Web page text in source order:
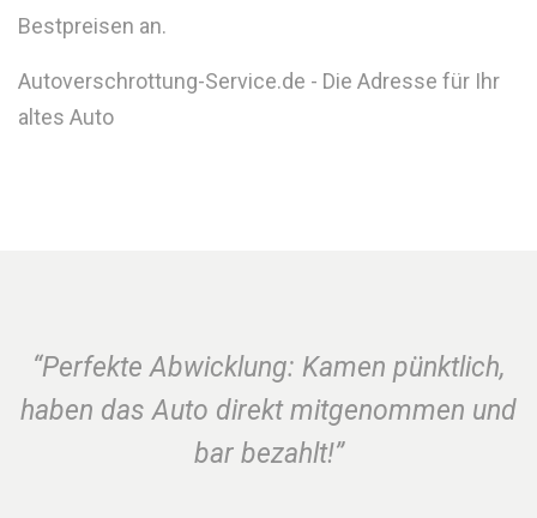
Bestpreisen an.
Autoverschrottung-Service.de - Die Adresse für Ihr
altes Auto
“Perfekte Abwicklung: Kamen pünktlich,
haben das Auto direkt mitgenommen und
bar bezahlt!”